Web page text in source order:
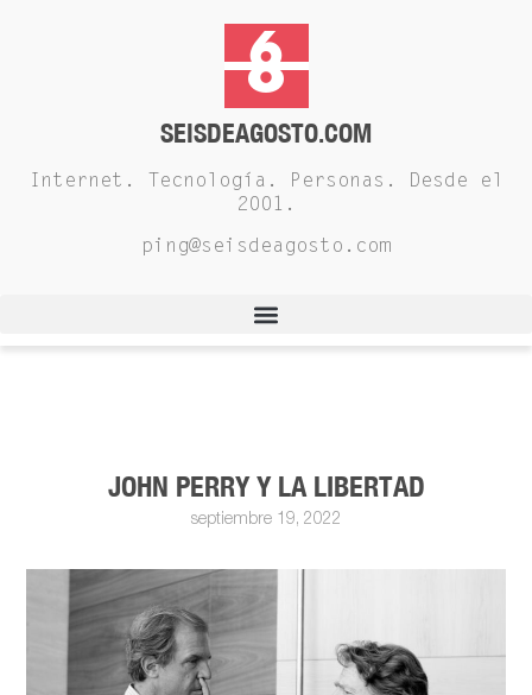
SEISDEAGOSTO.COM
Internet. Tecnología. Personas. Desde el
2001.
ping@seisdeagosto.com
JOHN PERRY Y LA LIBERTAD
septiembre 19, 2022